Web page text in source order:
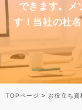
できます。メ
す！ 当社の社
TOPページ > お役立ち資